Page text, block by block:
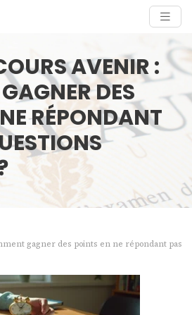
AVENIR :
DES
RÉPONDANT
gagner des points en ne répondant pas